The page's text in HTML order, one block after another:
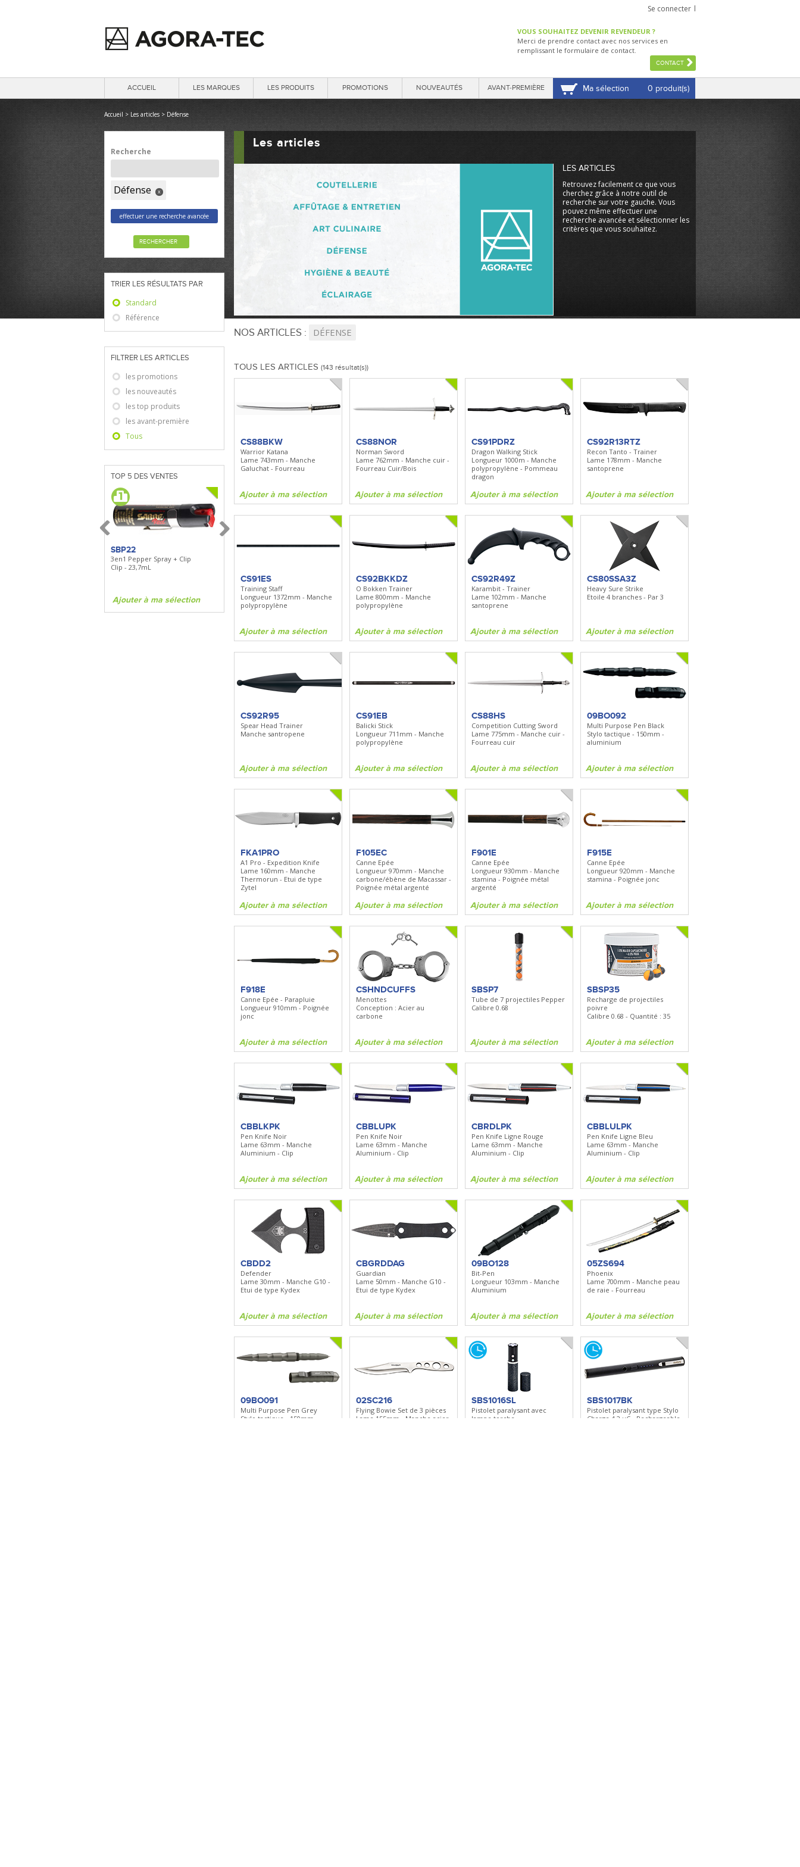
Se connecter
VOUS SOUHAITEZ DEVENIR REVENDEUR ?
Merci de prendre contact avec nos services en
remplissant le formulaire de contact.
CONTACT
ACCUEIL LES MARQUES LES PRODUITS PROMOTIONS NOUVEAUTÉS AVANT-PREMIÈRE Ma sélection 0 produit(s)
Les articles
LES ARTICLES
Retrouvez facilement ce que vous
cherchez grâce à notre outil de
recherche sur votre gauche. Vous
pouvez même effectuer une
recherche avancée et sélectionner les
critères que vous souhaitez.
Accueil > Les articles > Défense
Recherche
Défense x
effectuer une recherche avancée
RECHERCHER
TRIER LES RÉSULTATS PAR
Standard
Référence
FILTRER LES ARTICLES
les promotions
les nouveautés
les top produits
les avant-première
Tous
TOP 5 DES VENTES
SBP22
3en1 Pepper Spray + Clip
Clip - 23,7mL
Ajouter à ma sélection
SBP22
Ajouter à ma sélection
NOS ARTICLES : DÉFENSE
TOUS LES ARTICLES (143 résultat(s))
CS88BKW
Warrior Katana
Lame 743mm - Manche
Galuchat - Fourreau
Ajouter à ma sélection
CS88NOR
Norman Sword
Lame 762mm - Manche cuir -
Fourreau Cuir/Bois
Ajouter à ma sélection
CS91PDRZ
Dragon Walking Stick
Longueur 1000m - Manche
polypropylène - Pommeau
dragon
Ajouter à ma sélection
CS92R13RTZ
Recon Tanto - Trainer
Lame 178mm - Manche
santoprene
Ajouter à ma sélection
CS91ES
Training Staff
Longueur 1372mm - Manche
polypropylène
Ajouter à ma sélection
CS92BKKDZ
O Bokken Trainer
Lame 800mm - Manche
polypropylène
Ajouter à ma sélection
CS92R49Z
Karambit - Trainer
Lame 102mm - Manche
santoprene
Ajouter à ma sélection
CS80SSA3Z
Heavy Sure Strike
Etoile 4 branches - Par 3
Ajouter à ma sélection
CS92R95
Spear Head Trainer
Manche santropene
Ajouter à ma sélection
CS91EB
Balicki Stick
Longueur 711mm - Manche
polypropylène
Ajouter à ma sélection
CS88HS
Competition Cutting Sword
Lame 775mm - Manche cuir -
Fourreau cuir
Ajouter à ma sélection
09BO092
Multi Purpose Pen Black
Stylo tactique - 150mm -
aluminium
Ajouter à ma sélection
FKA1PRO
A1 Pro - Expedition Knife
Lame 160mm - Manche
Thermorun - Etui de type
Zytel
Ajouter à ma sélection
F105EC
Canne Epée
Longueur 970mm - Manche
carbone/ébène de Macassar -
Poignée métal argenté
Ajouter à ma sélection
F901E
Canne Epée
Longueur 930mm - Manche
stamina - Poignée métal
argenté
Ajouter à ma sélection
F915E
Canne Epée
Longueur 920mm - Manche
stamina - Poignée jonc
Ajouter à ma sélection
F918E
Canne Epée - Parapluie
Longueur 910mm - Poignée
jonc
Ajouter à ma sélection
CSHNDCUFFS
Menottes
Conception : Acier au
carbone
Ajouter à ma sélection
SBSP7
Tube de 7 projectiles Pepper
Calibre 0.68
Ajouter à ma sélection
SBSP35
Recharge de projectiles
poivre
Calibre 0.68 - Quantité : 35
Ajouter à ma sélection
CBBLKPK
Pen Knife Noir
Lame 63mm - Manche
Aluminium - Clip
Ajouter à ma sélection
CBBLUPK
Pen Knife Noir
Lame 63mm - Manche
Aluminium - Clip
Ajouter à ma sélection
CBRDLPK
Pen Knife Ligne Rouge
Lame 63mm - Manche
Aluminium - Clip
Ajouter à ma sélection
CBBLULPK
Pen Knife Ligne Bleu
Lame 63mm - Manche
Aluminium - Clip
Ajouter à ma sélection
CBDD2
Defender
Lame 30mm - Manche G10 -
Etui de type Kydex
Ajouter à ma sélection
CBGRDDAG
Guardian
Lame 50mm - Manche G10 -
Etui de type Kydex
Ajouter à ma sélection
09BO128
Bit-Pen
Longueur 103mm - Manche
Aluminium
Ajouter à ma sélection
05ZS694
Phoenix
Lame 700mm - Manche peau
de raie - Fourreau
Ajouter à ma sélection
09BO091
Multi Purpose Pen Grey
Stylo tactique - 150mm -
02SC216
Flying Bowie Set de 3 pièces
Lame 155mm - Manche acier
SBS1016SL
Pistolet paralysant avec
lampe torche
SBS1017BK
Pistolet paralysant type Stylo
Charge 4,2 µC - Rechargeable